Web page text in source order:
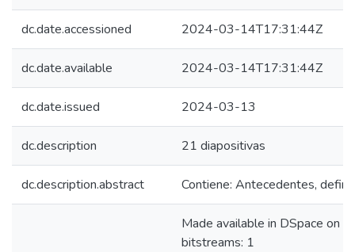
dc.date.accessioned 2024-03-14T17:31:44Z
dc.date.available 2024-03-14T17:31:44Z
dc.date.issued 2024-03-13
dc.description 21 diapositivas
dc.description.abstract Contiene: Antecedentes,
Made available in DSpace on
bitstreams: 1